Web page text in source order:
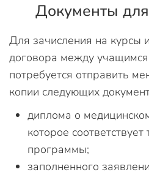
Документы
Для зачисления на курсы
договора между
потребуется отправить
копии следующих
диплома о
которое
программы;
заполненного